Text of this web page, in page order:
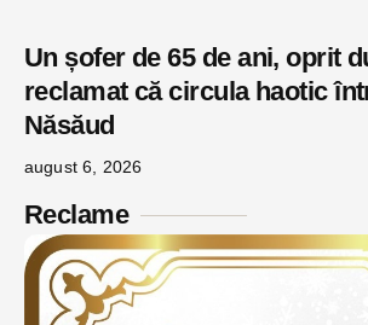
Un șofer de 65 de ani, oprit
reclamat că circula haotic
Năsăud
august 6, 2026
Reclame